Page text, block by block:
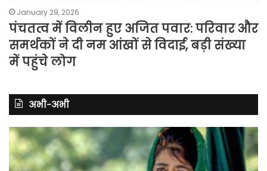
January 29, 2026
पंचतत्व में विलीन हुए अजित पवार: परिवार और
समर्थकों ने दी नम आंखों से विदाई, बड़ी संख्या
में पहुंचे लोग
अभी-अभी